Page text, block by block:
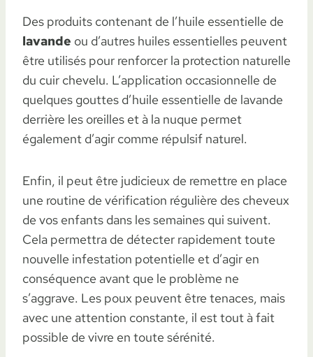
Des produits contenant de l’huile essentielle de
lavande ou d’autres huiles essentielles peuvent
être utilisés pour renforcer la protection naturelle
du cuir chevelu. L’application occasionnelle de
quelques gouttes d’huile essentielle de lavande
derrière les oreilles et à la nuque permet
également d’agir comme répulsif naturel.
Enfin, il peut être judicieux de remettre en place
une routine de vérification régulière des cheveux
de vos enfants dans les semaines qui suivent.
Cela permettra de détecter rapidement toute
nouvelle infestation potentielle et d’agir en
conséquence avant que le problème ne
s’aggrave. Les poux peuvent être tenaces, mais
avec une attention constante, il est tout à fait
possible de vivre en toute sérénité.